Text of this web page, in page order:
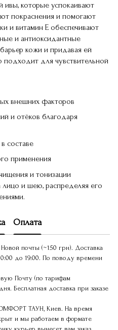
ивы, которые успокаивают
покраснения и помогают
и витамин Е обеспечивают
и антиоксидантные
кожи и придавая ей
подходит для чувствительной
внешних факторов
и отёков благодаря
составе
применения
и тонизации
и шею, распределяя его
Оплата
почты (~150 грн). Доставка
до 19:00. По поводу времени
Почту (по тарифам
Бесплатная доставка при заказе
ТАУН, Киев. На время
и мы работаем в формате